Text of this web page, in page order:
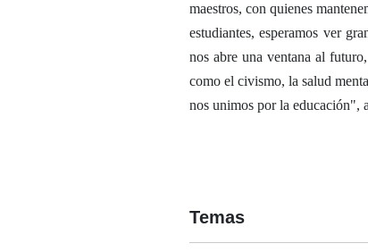
maestros, con quienes
estudiantes, esperamos ver
nos abre una ventana al
como el civismo, la salud
nos unimos por la educación",
Temas